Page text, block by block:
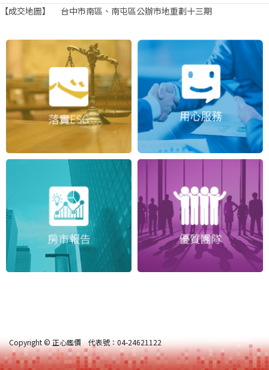
【成交地圖】 台中市南區、南屯區公辦市地重劃十三期